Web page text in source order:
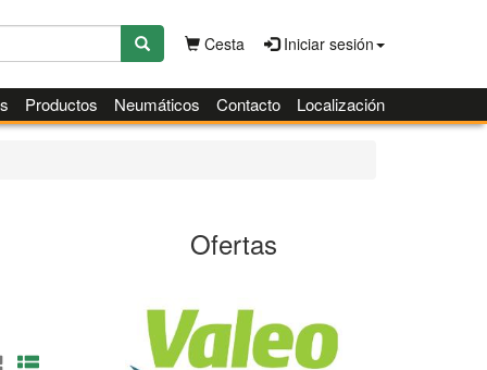
Cesta Iniciar sesión
Productos Neumáticos Contacto Localización
Ofertas